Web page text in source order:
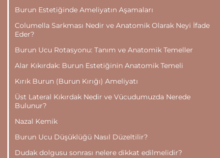
Burun Estetiğinde Ameliyatın Aşamaları
Columella Sarkması Nedir ve Anatomik Olarak Neyi İfade
Eder?
Burun Ucu Rotasyonu: Tanım ve Anatomik Temeller
Alar Kıkırdak: Burun Estetiğinin Anatomik Temeli
Kırık Burun (Burun Kırığı) Ameliyatı
Üst Lateral Kıkırdak Nedir ve Vücudumuzda Nerede
Bulunur?
Nazal Kemik
Burun Ucu Düşüklüğü Nasıl Düzeltilir?
Dudak dolgusu sonrası nelere dikkat edilmelidir?